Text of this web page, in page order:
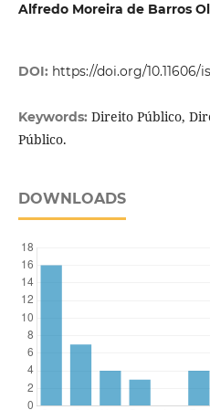
Alfredo Moreira de Barros
DOI: https://doi.org/10.11606/
Keywords: Direito Público,
Público.
DOWNLOADS